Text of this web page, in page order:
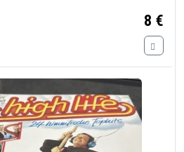
8 €